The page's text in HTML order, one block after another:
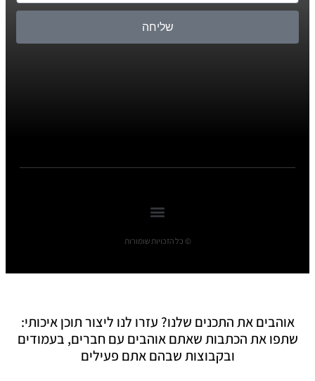
שליחה
© כל הזכויות שומורות
אוהבים את התכנים שלנו? עזרו לנו ליצור תוכן איכותי:
שתפו את הכתבות שאתם אוהבים עם חברים, בעמודים
ובקבוצות שבהם אתם פעילים